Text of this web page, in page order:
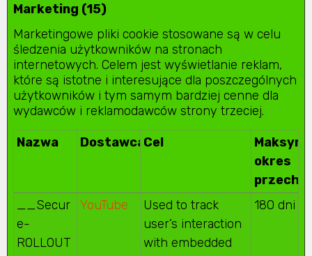
Marketing (15)
Marketingowe pliki cookie stosowane są w celu
śledzenia użytkowników na stronach
internetowych. Celem jest wyświetlanie reklam,
które są istotne i interesujące dla poszczególnych
użytkowników i tym samym bardziej cenne dla
wydawców i reklamodawców strony trzeciej.
Nazwa DostawcaCel
okres
__Secur
e-
ROLLOUT
YouTube
Used to track
user’s interaction
with embedded
180 dni